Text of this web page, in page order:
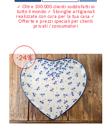
✓ Oltre 100.000 clienti soddisfatti in
tutto il mondo ✓ Stoviglie artigianali
realizzate con cura per la tua casa ✓
Offerte e prezzi speciali per clienti
privati / consumatori
-24%